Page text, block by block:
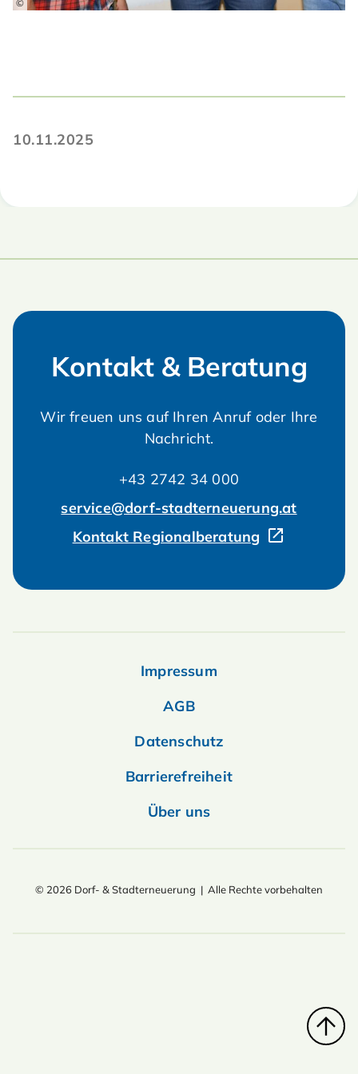
©
10.11.2025
Kontakt & Beratung
Wir freuen uns auf Ihren Anruf oder Ihre
Nachricht.
+43 2742 34 000
service@dorf-stadterneuerung.at
Kontakt Regionalberatung
Impressum
AGB
Datenschutz
Barrierefreiheit
Über uns
© 2026 Dorf- & Stadterneuerung | Alle Rechte vorbehalten